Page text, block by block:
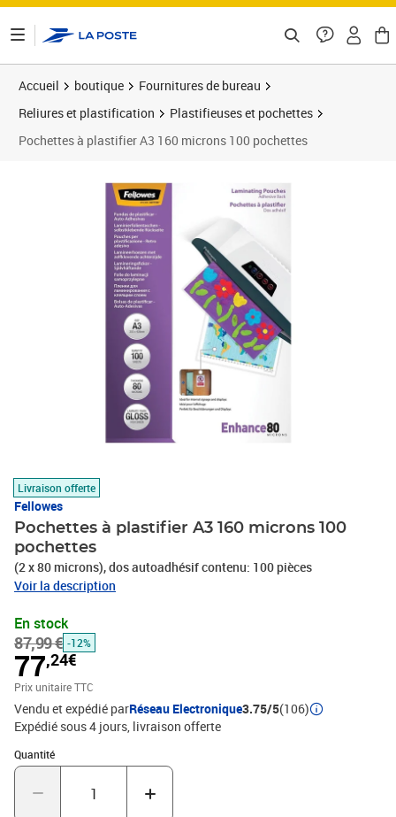
Accueil boutique
Fournitures de bureau
Reliures et plastification
Plastifieuses et pochettes
Pochettes à plastifier A3 160 microns 100 pochettes
Livraison offerte
Fellowes
Pochettes à plastifier A3 160 microns 100
pochettes
(2 x 80 microns), dos autoadhésif contenu: 100 pièces
Voir la description
En stock
87,99 € -12%
77,24€
Prix unitaire TTC
Vendu et expédié parRéseau Electronique3.75/5(106)
Expédié sous 4 jours livraison offerte
Quantité
Quantité : 1